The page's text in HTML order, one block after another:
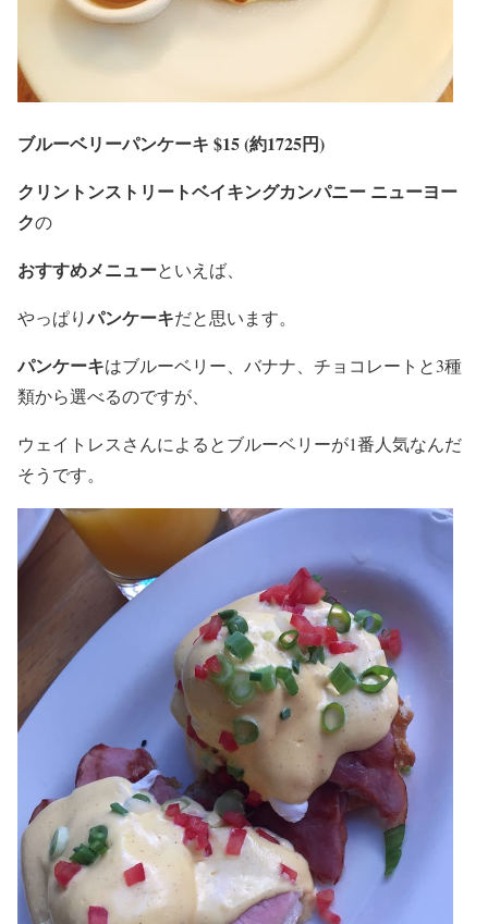
ブルーベリーパンケーキ $15 (約1725円)
クリントンストリートベイキングカンパニー ニューヨー
クの
おすすめメニューといえば、
やっぱりパンケーキだと思います。
パンケーキはブルーベリー、バナナ、チョコレートと3種
類から選べるのですが、
ウェイトレスさんによるとブルーベリーが1番人気なんだ
そうです。